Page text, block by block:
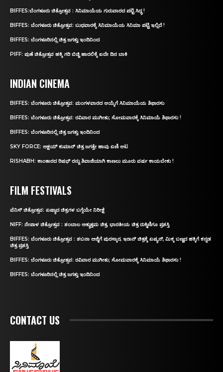
BIFFES:ಬೆಂಗಳೂರು ಚಿತ್ರೋತ್ಸವ : ಸಿನಿಮಾಯೆಯ ಗುರುವಾರದ ಪಟ್ಟಿ ಸಿದ್ಧ !
BIFFES: ಬೆಂಗಳೂರು ಚಿತ್ರೋತ್ಸವ: ಬುಧವಾರಕ್ಕೆ ಸಿನಿಮಾಯೆಯ ಸಿನಿಮಾ ಪಟ್ಟಿ ಇಲ್ಲಿದೆ !
BIFFES: ಬೆಂಗಳೂರಿನಲ್ಲಿ ಚಿತ್ರ ಜಗತ್ತು ಇಂದಿನಿಂದ
PIFF: ಪುಣೆ ಚಿತ್ರೋತ್ಸವ ಹಕ್ಕಿ ಗರಿ ಬಿಚ್ಚಿ ಹಾರಲಿಕ್ಕೆ ಐದೇ ದಿನ ಬಾಕಿ
INDIAN CINEMA
BIFFES: ಬೆಂಗಳೂರು ಚಿತ್ರೋತ್ಸವ: ಮಂಗಳವಾರದ ಆಯ್ಕೆಗೆ ಸಿನಿಮಾಯೆಯ ಶಿಫಾರಸು
BIFFES: ಬೆಂಗಳೂರು ಚಿತ್ರೋತ್ಸವ: ರವಿವಾರ ಮುಗೀತು; ಸೋಮವಾರಕ್ಕೆ ಸಿನಿಮಾಯೆ ಶಿಫಾರಸು !
BIFFES: ಬೆಂಗಳೂರಿನಲ್ಲಿ ಚಿತ್ರ ಜಗತ್ತು ಇಂದಿನಿಂದ
SKY FORCE: ಅಕ್ಷಯ್ ಕುಮಾರ್‌ ಚಿತ್ರ ಜಗತ್ತೇ ಹಾವು ಏಣಿ ಆಟ
RISHABH: ಕಾಂತಾರದ ರಿಷಭ್‌ ರನ್ನು ಶಿವಾಜಿಯಾಗಿ ಕಾಣಲು ಮೂರು ವರ್ಷ ಕಾಯಬೇಕು !
FILM FESTIVALS
ವೆನಿಸ್‌ ಚಿತ್ರೋತ್ಸವ: ಏಷ್ಯಾದ ಚಿತ್ರಗಳ ಬಗ್ಗೆಯೇ ನಿರೀಕ್ಷೆ
NIFF: ನೇಪಾಳ ಚಿತ್ರೋತ್ಸವ : ಶಂಬಾಲ ಅತ್ಯುತ್ತಮ ಚಿತ್ರ, ಭಾರತೀಯ ಚಿತ್ರ ರುಕ್ಮಿಣಿಗೂ ಪ್ರಶಸ್ತಿ
BIFFES: ಬೆಂಗಳೂರು ಚಿತ್ರೋತ್ಸವ : ಶಬನಾ ಅಜ್ಮಿಗೆ ಪುರಸ್ಕಾರ, ಇರಾನ್‌ ಚಿತ್ರಕ್ಕೆ ಏಷ್ಯನ್‌, ಮಿಕ್ಕ ಬಣ್ಣದ ಹಕ್ಕಿಗೆ ಕನ್ನಡ
ಚಿತ್ರ ಪ್ರಶಸ್ತಿ
BIFFES: ಬೆಂಗಳೂರು ಚಿತ್ರೋತ್ಸವ: ರವಿವಾರ ಮುಗೀತು; ಸೋಮವಾರಕ್ಕೆ ಸಿನಿಮಾಯೆ ಶಿಫಾರಸು !
BIFFES: ಬೆಂಗಳೂರಿನಲ್ಲಿ ಚಿತ್ರ ಜಗತ್ತು ಇಂದಿನಿಂದ
CONTACT US